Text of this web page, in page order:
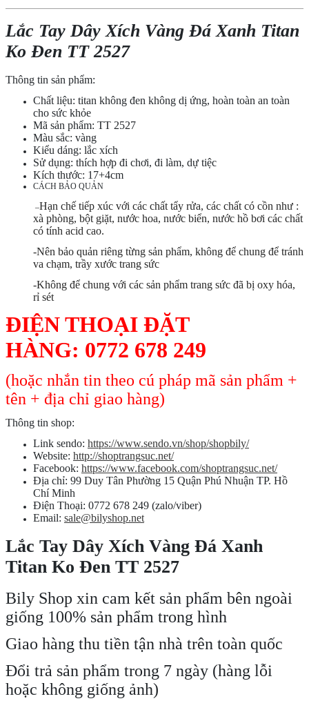
Lắc Tay Dây Xích Vàng Đá Xanh Titan
Ko Đen TT 2527
Thông tin sản phẩm:
Chất liệu: titan không đen không dị ứng, hoàn toàn an toàn
cho sức khỏe
Mã sản phẩm: TT 2527
Màu sắc: vàng
Kiểu dáng: lắc xích
Sử dụng: thích hợp đi chơi, đi làm, dự tiệc
Kích thước: 17+4cm
CÁCH BẢO QUẢN
–Hạn chế tiếp xúc với các chất tẩy rửa, các chất có cồn như :
xà phòng, bột giặt, nước hoa, nước biển, nước hồ bơi các chất
có tính acid cao.
-Nên bảo quản riêng từng sản phẩm, không để chung để tránh
va chạm, trầy xước trang sức
-Không để chung với các sản phẩm trang sức đã bị oxy hóa,
rỉ sét
ĐIỆN THOẠI ĐẶT
HÀNG: 0772 678 249
(hoặc nhắn tin theo cú pháp mã sản phẩm +
tên + địa chỉ giao hàng)
Thông tin shop:
Link sendo: https://www.sendo.vn/shop/shopbily/
Website: http://shoptrangsuc.net/
Facebook: https://www.facebook.com/shoptrangsuc.net/
Địa chỉ: 99 Duy Tân Phường 15 Quận Phú Nhuận TP. Hồ
Chí Minh
Điện Thoại: 0772 678 249 (zalo/viber)
Email: sale@bilyshop.net
Lắc Tay Dây Xích Vàng Đá Xanh
Titan Ko Đen TT 2527
Bily Shop xin cam kết sản phẩm bên ngoài
giống 100% sản phẩm trong hình
Giao hàng thu tiền tận nhà trên toàn quốc
Đổi trả sản phẩm trong 7 ngày (hàng lỗi
hoặc không giống ảnh)